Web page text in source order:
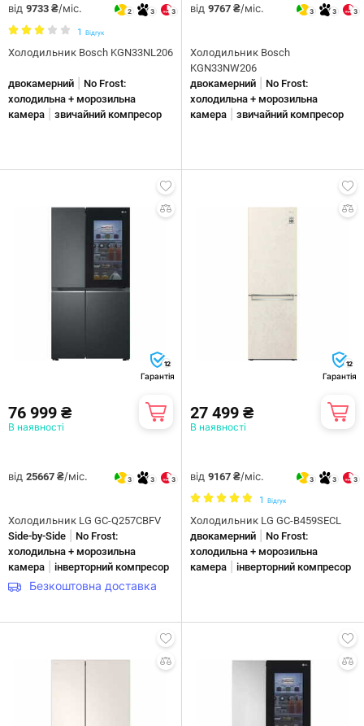
від 9733 ₴/міс. 2 3 3
1 Відгук
Холодильник Bosch KGN33NL206
двокамерний
No Frost:
холодильна + морозильна
камера
звичайний компресор
від 9767 ₴/міс. 3 3 3
Холодильник Bosch
KGN33NW206
двокамерний
No Frost:
холодильна + морозильна
камера
звичайний компресор
12
Гарантія
76 999 ₴
В наявності
від 25667 ₴/міс. 3 3 3
Холодильник LG GC-Q257CBFV
Side-by-Side
No Frost:
холодильна + морозильна
камера
інверторний компресор
Безкоштовна доставка
12
Гарантія
27 499 ₴
В наявності
від 9167 ₴/міс. 3 3 3
1 Відгук
Холодильник LG GC-B459SECL
двокамерний
No Frost:
холодильна + морозильна
камера
інверторний компресор